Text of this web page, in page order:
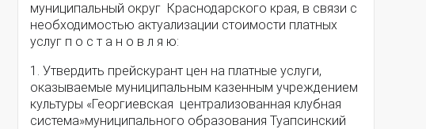
муниципальный округ Краснодарского края, в связи с
необходимостью актуализации стоимости платных
услуг п о с т а н о в л я ю:
1. Утвердить прейскурант цен на платные услуги,
оказываемые муниципальным казенным учреждением
культуры «Георгиевская централизованная клубная
система»муниципального образования Туапсинский